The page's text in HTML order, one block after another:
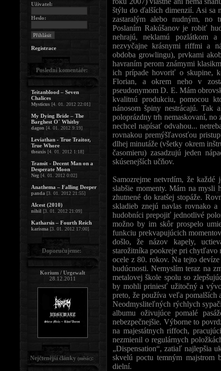
štýlu do ďalších dimenzií. Asi sa
zastaralým alebo nudným, no
Poslaním Rakúšanov je robiť
nehrajú, neklamú pozlátkom
nezvyčajne krásnymi riffmi a
obdoba growlingu), prvkami
havraním perom známymi
ich prípade hovoriť o skupine,
Florian, a okrem neho v
pseudonymom D. E. Mám
kvalitnú produkciu, pomocou
nánosom špiny nestrácajú.
poloprázdny trh nemaskovaní,
nechcel napísať odvahou...
rovnakou premýšľavosťou
dlhej minutáže (všetky okrem
časomieru) zasadzujú jeden
skúsenejších učňov.
Samozrejme netvrdím, že
slabšie momenty. Mám na
zhutnené do kratšej stopáže.
skladieb znejú navlas rovnako
hudobníci prepojiť jednotlivé
možno by im skôr prospelo
funkciu prekvapujúcich
došlo, že názov kapely,
starožitníka pookreje pri chytľavo
ocele z 80. rokov. Na tejto
budúcnosti. Nemyslím teraz na
metalovej škole spolu so
by mohli priniesť užitočný a
preto, že používa veľa pomalších
Neodmysliteľných rýchlych
albumu oživujúce pomalé
nebezpečnejšie. Výborne to
na majestátnych riffoch,
nezmienil o regulárnych
„Dispensation“, zatiaľ najlepšia
skvelú poctu temným majstrom
dielní.
Uživatel:
Heslo:
Registrace
Poslední komentáře:
Teitanblood – Seven
Chalices
Mysticus [4. 01. 2012 22:01]
My Dying Bride – The
Barghest O´ Whitby
dagon [4. 01. 2012 9:19]
Leviathan - True Traitor,
True Whore
theaxis [4. 01. 2012 1:18]
Transit - Decent Man on a
Desperate Moon
Neg [4. 01. 2012 0:02]
Anathema – Falling Deeper
panda [3. 01. 2012 21:55]
Alcest (2010)
nihil [3. 01. 2012 21:09]
Katharsis – Fourth Reich
karisma [3. 01. 2012 17:00]
Doporučujeme:
Korium / Urgewalt
28.12.2011
Nejčtenější články (měsíc):